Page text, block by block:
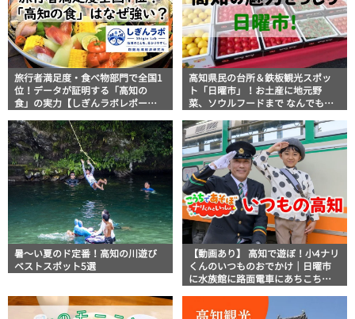
旅行者満足度・食べ物部門で全国1
位！データが証明する「高知の
食」の実力【しぎんラボレポー
高知県民の台所＆鉄板観光スポッ
ト「日曜市」！お土産に地元野
菜、ソウルフードまで なんでもそ
説！
暑～い夏のド定番！高知の川遊び
ベストスポット5選
【動画あり】 高知で遊ぼ！小4ナリ
くんのいつものおでかけ｜日曜市
に水族館に路面電車にあちこち巡